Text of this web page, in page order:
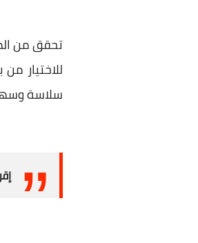
تحقق من
للاختيار
سلاسة